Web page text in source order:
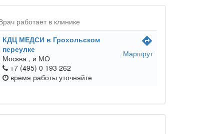
работает в клинике
КДЦ МЕДСИ в Грохольском
переулке
Москва , и МО
+7 (495) 0 193 262
время работы уточняйте
directions
Маршрут